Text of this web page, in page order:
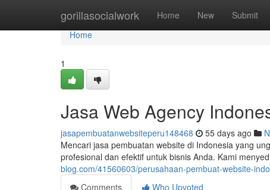
gorillasocialwork Home New Submit
Home
Home
1
Jasa Web Agency
jasapembuatanwebsiteperu148468 55 days ago
Mencari jasa pembuatan website di Indonesia yang
profesional dan efektif untuk bisnis Anda. Kami
blog.com/41560603/perusahaan-pembuat-website-
Comments
Who Upvoted